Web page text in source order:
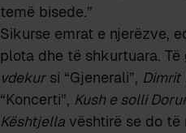
temë bisede.”
Sikurse emrat e njerëzve,
plota dhe të shkurtuara.
vdekursi “Gjenerali”, Dimrit
“Koncerti”, Kush e solli
Kështjella vështirë se do të